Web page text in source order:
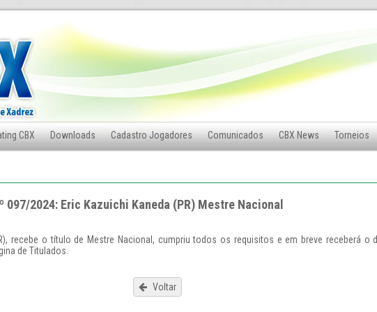
CBX Downloads Cadastro Jogadores Comunicados CBX News Torneios
097/2024: Eric Kazuichi Kaneda (PR) Mestre Nacional
recebe o título de Mestre Nacional, cumpriu todos os requisitos e em breve receberá o
de Titulados.
Voltar